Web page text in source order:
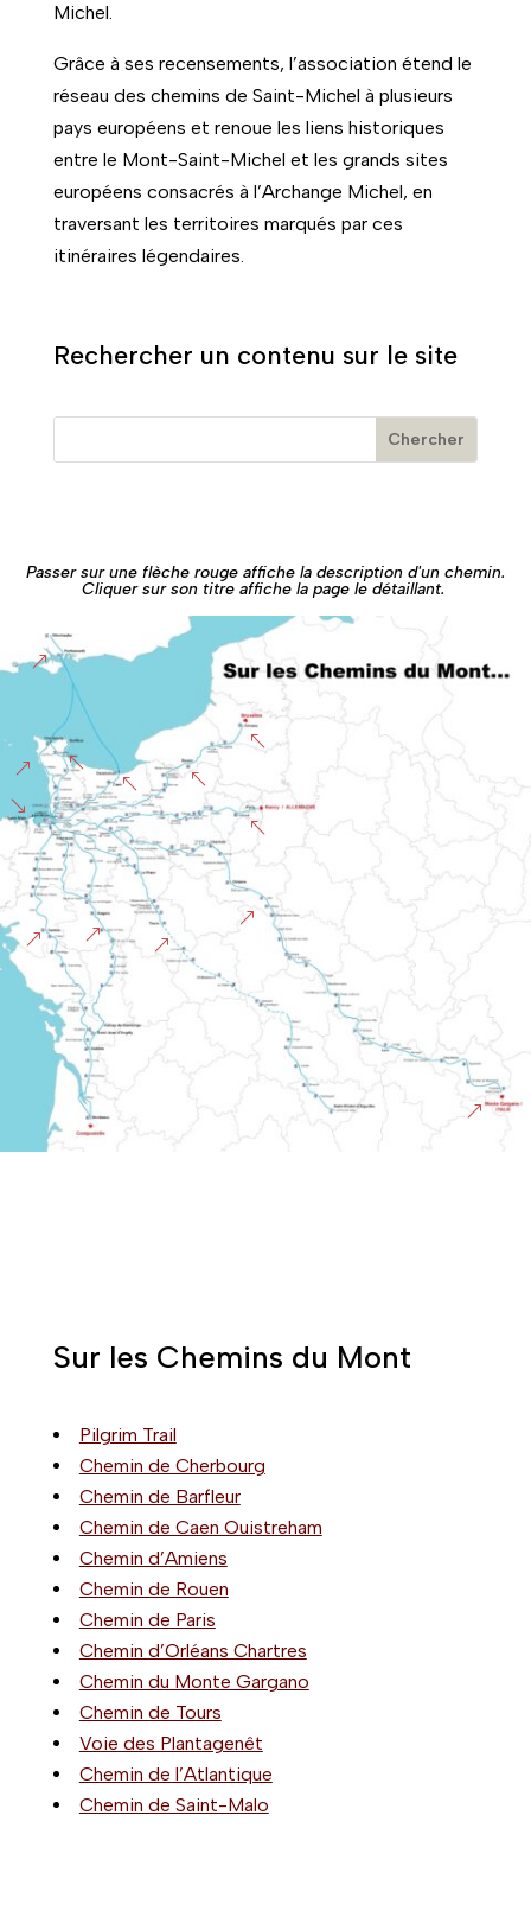
Michel.
Grâce à ses recensements, l’association étend le
réseau des chemins de Saint-Michel à plusieurs
pays européens et renoue les liens historiques
entre le Mont-Saint-Michel et les grands sites
européens consacrés à l’Archange Michel, en
traversant les territoires marqués par ces
itinéraires légendaires.
Rechercher un contenu sur le site
Passer sur une flèche rouge affiche la description d'un chemin.
Cliquer sur son titre affiche la page le détaillant.
&
&
%
%
%
%
%
&
&
&
&
&
'
Sur les Chemins du Mont
Pilgrim Trail
Chemin de Cherbourg
Chemin de Barfleur
Chemin de Caen Ouistreham
Chemin d’Amiens
Chemin de Rouen
Chemin de Paris
Chemin d’Orléans Chartres
Chemin du Monte Gargano
Chemin de Tours
Voie des Plantagenêt
Chemin de l’Atlantique
Chemin de Saint-Malo